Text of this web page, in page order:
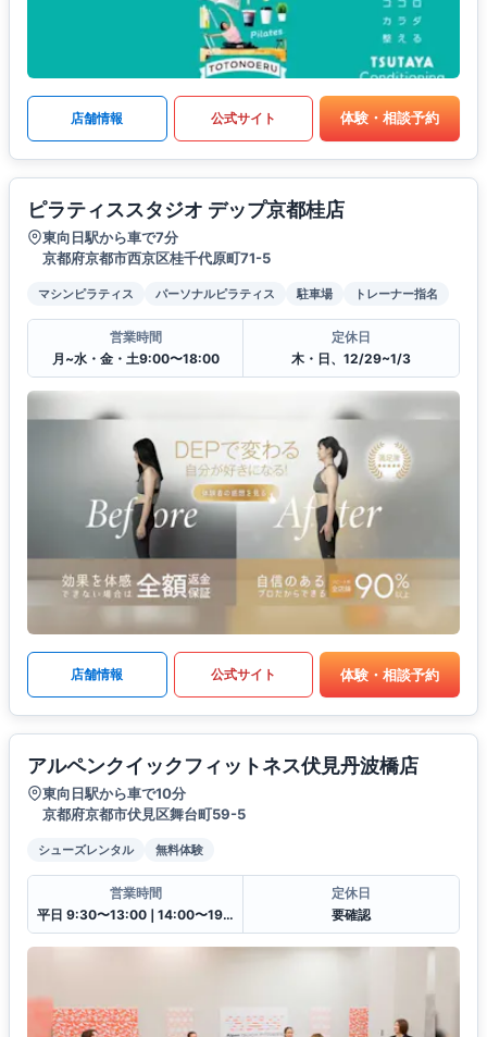
店舗情報 公式サイト 体験・相談予約
ピラティススタジオ デップ京都桂店
東向日駅から車で7分
京都府京都市西京区桂千代原町71-5
マシンピラティス パーソナルピラティス 駐車場 トレーナー指名
営業時間
月~水・金・土9:00〜18:00
定休日
木・日、12/29~1/3
店舗情報 公式サイト 体験・相談予約
アルペンクイックフィットネス伏見丹波橋店
東向日駅から車で10分
京都府京都市伏見区舞台町59-5
シューズレンタル 無料体験
営業時間
平日 9:30〜13:00❘14:00〜19:30土日祝 9:30〜13:00❘14:00〜18:00
定休日
要確認